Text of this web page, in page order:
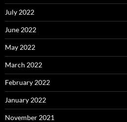
July 2022
June 2022
May 2022
March 2022
February 2022
January 2022
November 2021